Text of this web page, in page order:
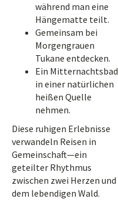
während man eine
Hängematte teilt.
Gemeinsam bei
Morgengrauen
Tukane entdecken.
Ein Mitternachtsbad
in einer natürlichen
heißen Quelle
nehmen.
Diese ruhigen Erlebnisse
verwandeln Reisen in
Gemeinschaft—ein
geteilter Rhythmus
zwischen zwei Herzen und
dem lebendigen Wald.